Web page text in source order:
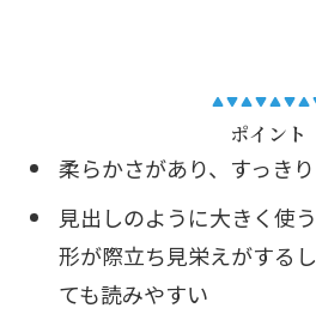
ポイント
柔らかさがあり、すっき
見出しのように大きく使
形が際立ち見栄えがする
ても読みやすい